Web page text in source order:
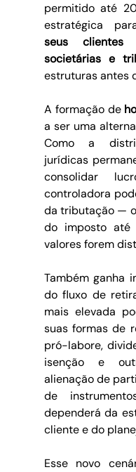
permitido até
estratégica
seus clientes
societárias e
estruturas antes
A formação de
a ser uma
Como a
jurídicas
consolidar
controladora
da tributação —
do imposto
valores forem
Também ganha
do fluxo de
mais elevada
suas formas de
pró-labore,
isenção e
alienação de
de
dependerá da
cliente e do
Esse novo